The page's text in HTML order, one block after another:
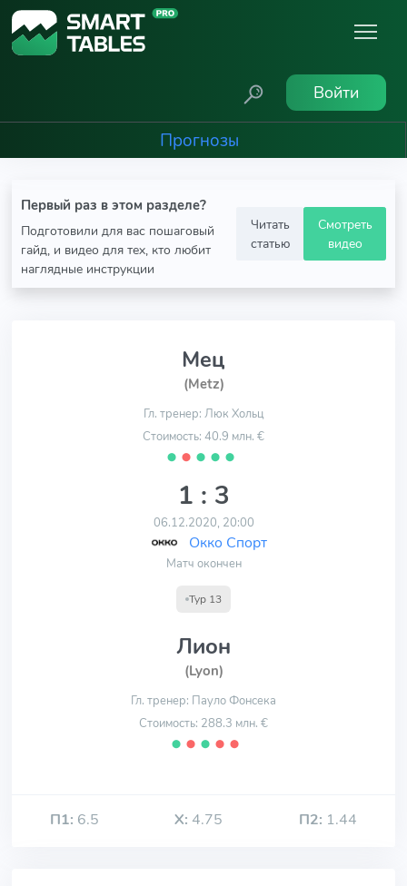
Войти
Прогнозы
Первый раз в этом разделе?
Подготовили для вас пошаговый
гайд, и видео для тех, кто любит
наглядные инструкции
Читать
статью
Смотреть
видео
Мец
(Metz)
Гл. тренер: Люк Хольц
Стоимость: 40.9 млн. €
⬤ ⬤ ⬤ ⬤ ⬤
1 : 3
06.12.2020, 20:00
Окко Спорт
Матч окончен
Тур 13
Лион
(Lyon)
Гл. тренер: Пауло Фонсека
Стоимость: 288.3 млн. €
⬤ ⬤ ⬤ ⬤ ⬤
П1: 6.5 Х: 4.75 П2: 1.44